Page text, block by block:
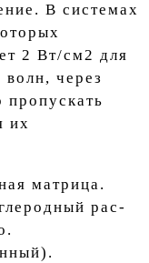
В системах
2 Вт/см2 для
через
пропускать
их
матрица.
рас-